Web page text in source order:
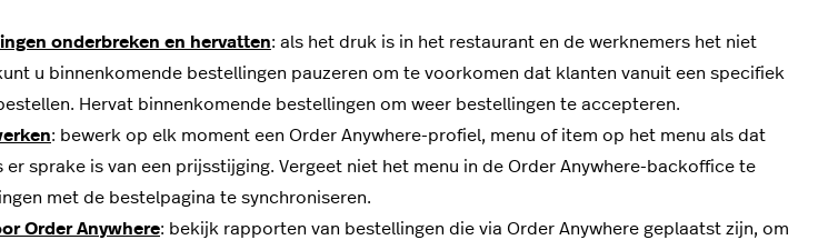
onderbreken en hervatten: als het druk is in het restaurant en de werknemers het niet
u binnenkomende bestellingen pauzeren om te voorkomen dat klanten vanuit een specifiek
Hervat binnenkomende bestellingen om weer bestellingen te accepteren.
: bewerk op elk moment een Order Anywhere-profiel, menu of item op het menu als dat
sprake is van een prijsstijging. Vergeet niet het menu in de Order Anywhere-backoffice te
met de bestelpagina te synchroniseren.
Order Anywhere: bekijk rapporten van bestellingen die via Order Anywhere geplaatst zijn, om